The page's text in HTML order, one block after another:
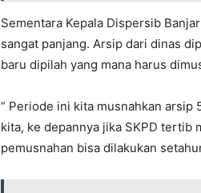
Sementara Kepala Dispersib
sangat panjang. Arsip dari dinas
baru dipilah yang mana harus
” Periode ini kita musnahkan arsip
kita, ke depannya jika SKPD tertib
pemusnahan bisa dilakukan